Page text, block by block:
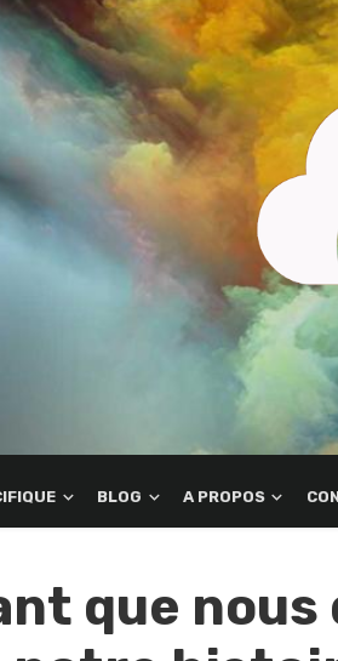
BLOG A PROPOS
que nous